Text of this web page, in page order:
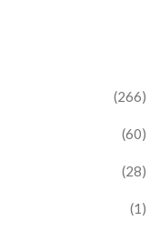
(266)
(60)
(28)
(1)